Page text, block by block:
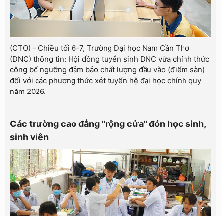
(CTO) - Chiều tối 6-7, Trường Đại học Nam Cần Thơ
(DNC) thông tin: Hội đồng tuyển sinh DNC vừa chính thức
công bố ngưỡng đảm bảo chất lượng đầu vào (điểm sàn)
đối với các phương thức xét tuyển hệ đại học chính quy
năm 2026.
Các trường cao đẳng "rộng cửa" đón học sinh,
sinh viên